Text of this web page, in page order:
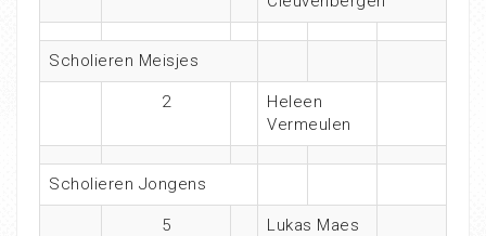
Scholieren Meisjes
2
Heleen
Vermeulen
Scholieren Jongens
5 Lukas Maes